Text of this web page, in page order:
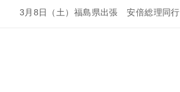
3月8日（土）福島県出張 安倍総理同行